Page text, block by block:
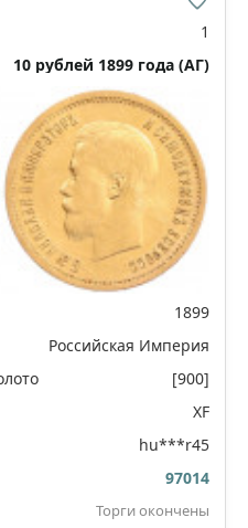
1
10 рублей 1899 года (АГ)
1899
Российская Империя
[900]
XF
hu***r45
97014
Торги окончены